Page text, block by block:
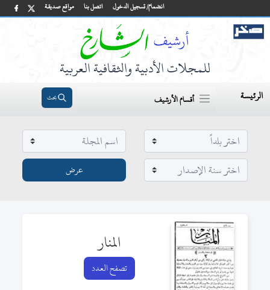
مواقع صديقة اتصل بنا انضمام/ تسجيل الدخول
للمجلات الأدبية والثقافية العربية
الرئيسة أقسام الأرشيف بحث
المنار
تصفح العدد